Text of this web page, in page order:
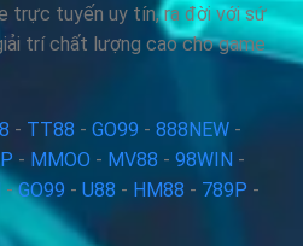
trực tuyến uy tín, ra đời với sứ
trí chất lượng cao cho game
- TT88 - GO99 - 888NEW -
- MMOO - MV88 - 98WIN -
-GO99 - U88 - HM88 - 789P -